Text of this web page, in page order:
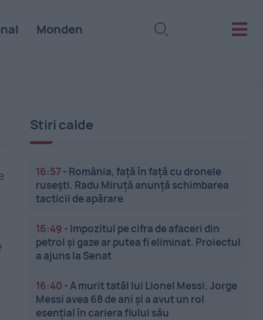
Monden
Stiri calde
16:57 - România, față în față cu dronele
rusești. Radu Miruță anunță schimbarea
tacticii de apărare
16:49 - Impozitul pe cifra de afaceri din
petrol și gaze ar putea fi eliminat. Proiectul
a ajuns la Senat
16:40 -A murit tatăl lui Lionel Messi. Jorge
Messi avea 68 de ani și a avut un rol
esențial în cariera fiului său